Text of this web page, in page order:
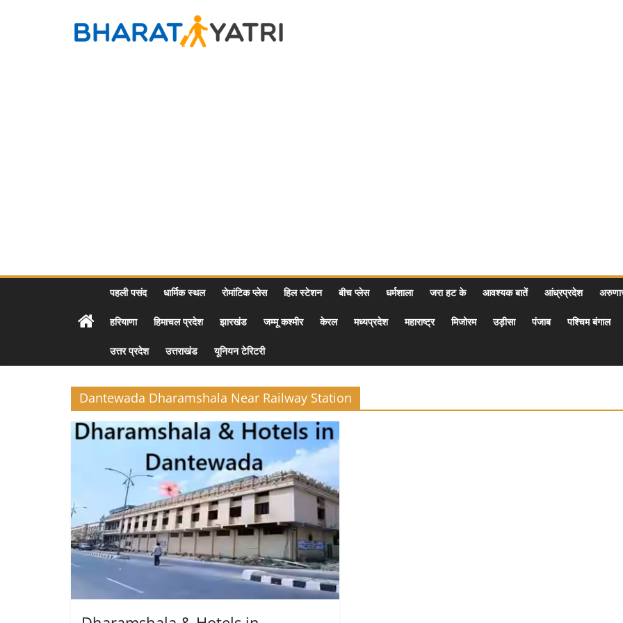
Bharat
पहली पसंद धार्मिक स्थल रोमांटिक प्लेस हिल स्टेशन बीच प्लेस धर्मशाला जरा हट के आवश्यक बातें आंध्रप्रदेश
हरियाणा हिमाचल प्रदेश झारखंड जम्मू कश्मीर केरल मध्यप्रदेश महाराष्ट्र मिजोरम उड़ीसा पंजाब पश्चिम बंगाल
उत्तर प्रदेश उत्तराखंड यूनियन टेरिटरी
Dantewada Dharamshala Near Railway Station